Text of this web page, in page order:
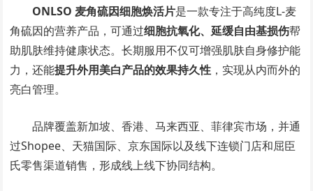
ONLSO 麦角硫因细胞焕活片是一款专注于高纯度L-麦
角硫因的营养产品，可通过细胞抗氧化、延缓自由基损伤帮
助肌肤维持健康状态。长期服用不仅可增强肌肤自身修护能
力，还能提升外用美白产品的效果持久性 ，实现从内而外的
亮白管理。
品牌覆盖新加坡、香港、马来西亚、菲律宾市场，并通
过Shopee、天猫国际、京东国际以及线下连锁门店和屈臣
氏零售渠道销售，形成线上线下协同结构。